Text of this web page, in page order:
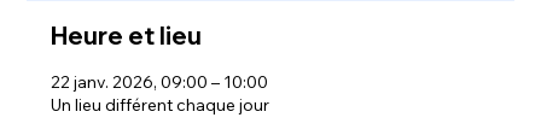
Heure et lieu
22 janv. 2026, 09:00 – 10:00
Un lieu différent chaque jour